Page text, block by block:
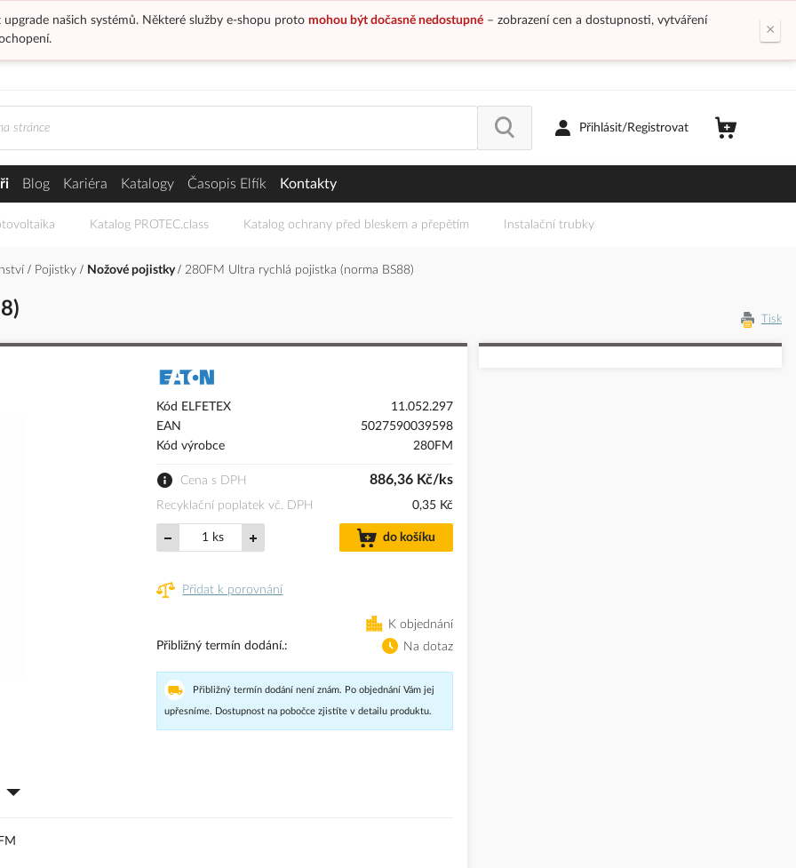
našich systémů. Některé služby e-shopu proto mohou být dočasně nedostupné– zobrazení cen a dostupnosti, vytváření
×
Přihlásit/Registrovat
Blog Kariéra Katalogy Časopis Elfík Kontakty
Katalog PROTEC.class Katalog ochrany před bleskem a přepětím Instalační trubky
Pojistky Nožové pojistky 280FM Ultra rychlá pojistka (norma BS88)
Tisk
Kód ELFETEX
11.052.297
EAN
5027590039598
Kód výrobce
280FM
Cena s DPH 886,36 Kč/ks
Recyklační poplatek vč. DPH 0,35 Kč
ks do košíku
Přidat k porovnání
K objednání
Přibližný termín dodání.
Na dotaz
Přibližný termín dodání není znám. Po objednání Vám jej
upřesníme. Dostupnost na pobočce zjistíte v detailu produktu.